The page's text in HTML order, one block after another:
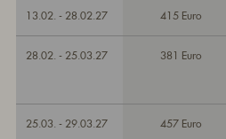
13.02. - 28.02.27 415 Euro
28.02. - 25.03.27 381 Euro
25.03. - 29.03.27 457 Euro